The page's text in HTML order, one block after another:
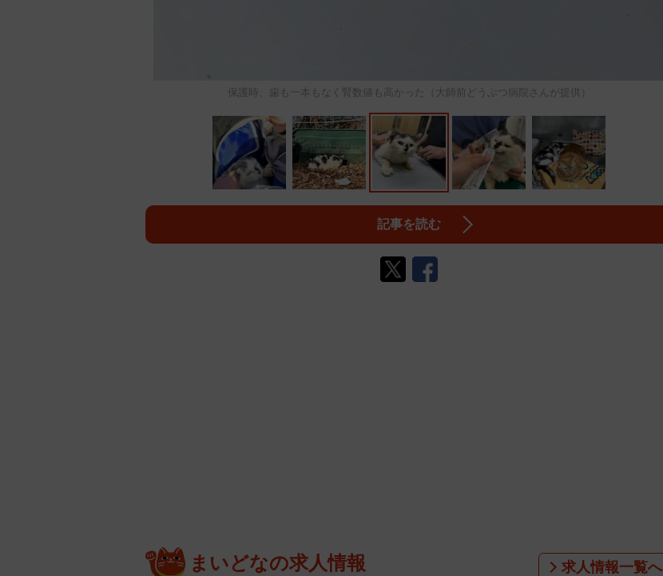
保護時、歯も一本もなく腎数値も高かった（大師前どうぶつ病院さんが提供）
記事を読む
まいどなの求人情報 求人情報一覧へ